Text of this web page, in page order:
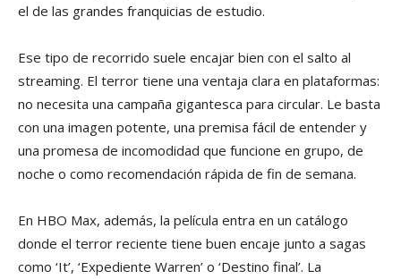
el de las grandes franquicias de estudio.
Ese tipo de recorrido suele encajar bien con el salto al
streaming. El terror tiene una ventaja clara en plataformas:
no necesita una campaña gigantesca para circular. Le basta
con una imagen potente, una premisa fácil de entender y
una promesa de incomodidad que funcione en grupo, de
noche o como recomendación rápida de fin de semana.
En HBO Max, además, la película entra en un catálogo
donde el terror reciente tiene buen encaje junto a sagas
como ‘It’, ‘Expediente Warren’ o ‘Destino final’. La